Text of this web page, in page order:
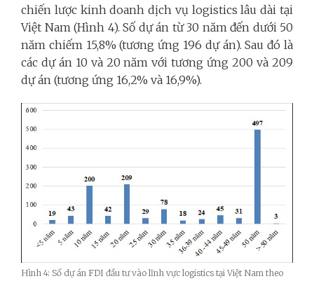
chiến lược kinh doanh dịch vụ logistics lâu dài tại
Việt Nam (Hình 4). Số dự án từ 30 năm đến dưới 50
năm chiếm 15,8% (tương ứng 196 dự án). Sau đó là
các dự án 10 và 20 năm với tương ứng 200 và 209
dự án (tương ứng 16,2% và 16,9%).
Hình 4: Số dự án FDI đầu tư vào lĩnh vực logistics tại Việt Nam theo